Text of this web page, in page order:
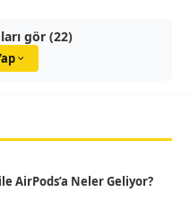
gör (22)
AirPods’a Neler Geliyor?